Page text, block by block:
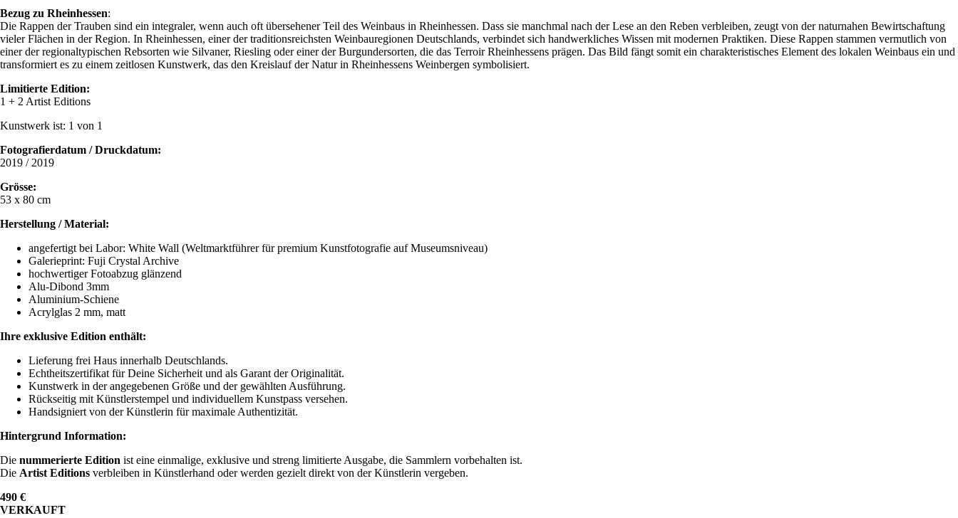
Bezug zu Rheinhessen:
Die Rappen der Trauben sind ein integraler, wenn auch oft übersehener Teil des Weinbaus in Rheinhessen. Dass sie manchmal nach der Lese an den Reben verbleiben, zeugt von der naturnahen Bewirtschaftung
vieler Flächen in der Region. In Rheinhessen, einer der traditionsreichsten Weinbauregionen Deutschlands, verbindet sich handwerkliches Wissen mit modernen Praktiken. Diese Rappen stammen vermutlich von
einer der regionaltypischen Rebsorten wie Silvaner, Riesling oder einer der Burgundersorten, die das Terroir Rheinhessens prägen. Das Bild fängt somit ein charakteristisches Element des lokalen Weinbaus ein und
transformiert es zu einem zeitlosen Kunstwerk, das den Kreislauf der Natur in Rheinhessens Weinbergen symbolisiert.
Limitierte Edition:
1 + 2 Artist Editions
Kunstwerk ist: 1 von 1
Fotografierdatum / Druckdatum:
2019 / 2019
Grösse:
53 x 80 cm
Herstellung / Material:
angefertigt bei Labor: White Wall (Weltmarktführer für premium Kunstfotografie auf Museumsniveau)
Galerieprint: Fuji Crystal Archive
hochwertiger Fotoabzug glänzend
Alu-Dibond 3mm
Aluminium-Schiene
Acrylglas 2 mm, matt
Ihre exklusive Edition enthält:
Lieferung frei Haus innerhalb Deutschlands.
Echtheitszertifikat für Deine Sicherheit und als Garant der Originalität.
Kunstwerk in der angegebenen Größe und der gewählten Ausführung.
Rückseitig mit Künstlerstempel und individuellem Kunstpass versehen.
Handsigniert von der Künstlerin für maximale Authentizität.
Hintergrund Information:
Die nummerierte Edition ist eine einmalige, exklusive und streng limitierte Ausgabe, die Sammlern vorbehalten ist.
Die Artist Editions verbleiben in Künstlerhand oder werden gezielt direkt von der Künstlerin vergeben.
490 €
VERKAUFT